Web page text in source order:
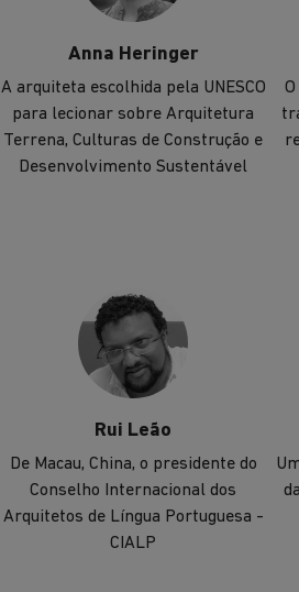
Anna Heringer
A arquiteta escolhida pela UNESCO
para lecionar sobre Arquitetura
Terrena, Culturas de Construção e
Desenvolvimento Sustentável
Rui Leão
De Macau, China, o presidente do
Conselho Internacional dos
Arquitetos de Língua Portuguesa -
CIALP